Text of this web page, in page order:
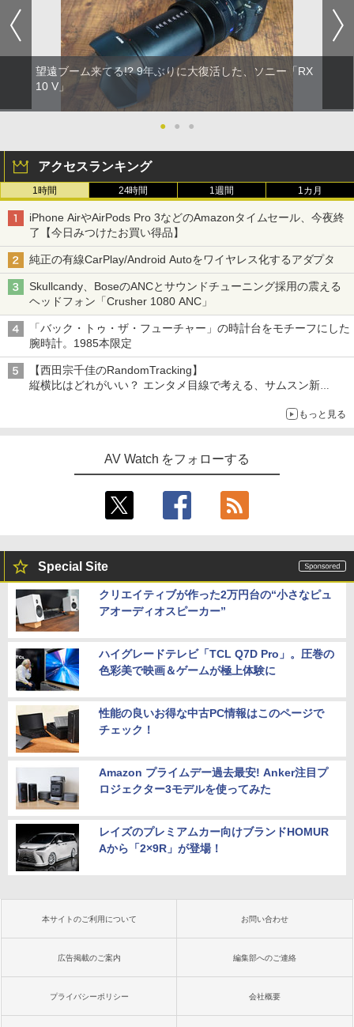
望遠ブーム来てる!? 9年ぶりに大復活した、ソニー「RX
10 V」
● ● ●
アクセスランキング
1時間 24時間 1週間 1カ月
iPhone AirやAirPods Pro 3などのAmazonタイムセール、今夜終
了【今日みつけたお買い得品】
純正の有線CarPlay/Android Autoをワイヤレス化するアダプタ
Skullcandy、BoseのANCとサウンドチューニング採用の震える
ヘッドフォン「Crusher 1080 ANC」
「バック・トゥ・ザ・フューチャー」の時計台をモチーフにした
腕時計。1985本限定
【西田宗千佳のRandomTracking】
縦横比はどれがいい？ エンタメ目線で考える、サムスン新
もっと見る
AV Watch をフォローする
Special Site
クリエイティブが作った2万円台の“小さなピュ
アオーディオスピーカー”
ハイグレードテレビ「TCL Q7D Pro」。圧巻の
色彩美で映画＆ゲームが極上体験に
性能の良いお得な中古PC情報はこのページで
チェック！
Amazon プライムデー過去最安! Anker注目プ
ロジェクター3モデルを使ってみた
レイズのプレミアムカー向けブランドHOMUR
Aから「2×9R」が登場！
本サイトのご利用について お問い合わせ
広告掲載のご案内 編集部へのご連絡
プライバシーポリシー 会社概要